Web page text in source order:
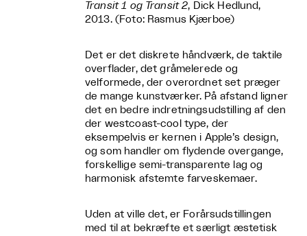
Transit 1 og Transit 2, Dick Hedlund,
2013. (Foto: Rasmus Kjærboe)
Det er det diskrete håndværk, de taktile
overflader, det gråmelerede og
velformede, der overordnet set præger
de mange kunstværker. På afstand ligner
det en bedre indretningsudstilling af den
der westcoast-cool type, der
eksempelvis er kernen i Apple’s design,
og som handler om flydende overgange,
forskellige semi-transparente lag og
harmonisk afstemte farveskemaer.
Uden at ville det, er Forårsudstillingen
med til at bekræfte et særligt æstetisk